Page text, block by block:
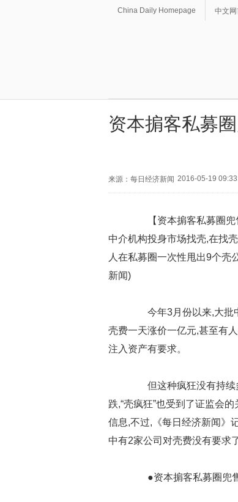
China Daily Homepage 中文
资本掮客私募
来源：每日经济新闻 2016-05-19
【资本掮客私募圈兜
中介机构投身市场找壳,在找
人在私募圈一次性甩出9个壳
新闻)
今年3月份以来,大批中
壳费一天涨价一亿元,甚至有
注入资产有要求。
但这种疯狂没有持续
跌,“壳疯狂”也受到了证监会
信息,不过,《每日经济新闻》
中有2家公司对壳费没有要求了
●资本掮客私募圈兜